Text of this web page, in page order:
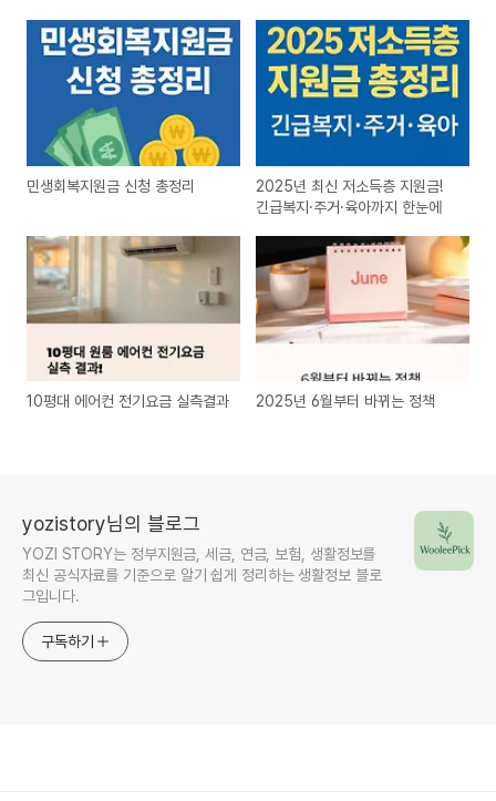
민생회복지원금 신청 총정리
2025년 최신 저소득층 지원금!
긴급복지·주거·육아까지 한눈에
10평대 에어컨 전기요금 실측결과 2025년 6월부터 바뀌는 정책
yozistory님의 블로그
YOZI STORY는 정부지원금, 세금, 연금, 보험, 생활정보를
최신 공식자료를 기준으로 알기 쉽게 정리하는 생활정보 블로
그입니다.
구독하기